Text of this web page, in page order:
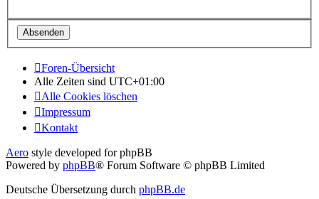
Foren-Übersicht
Alle Zeiten sind UTC+01:00
Alle Cookies löschen
Impressum
Kontakt
Aero style developed for phpBB
Powered by phpBB® Forum Software © phpBB Limited
Deutsche Übersetzung durch phpBB.de